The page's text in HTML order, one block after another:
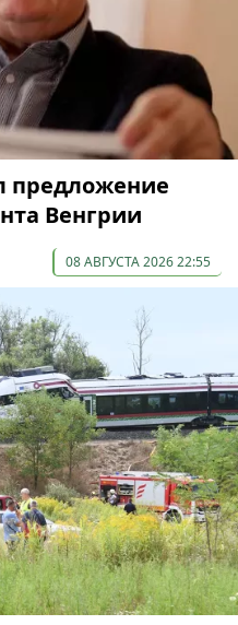
предложение
Венгрии
08 АВГУСТА 2026 22:55